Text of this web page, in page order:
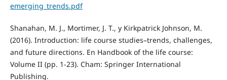
emerging_trends.pdf
Shanahan, M. J., Mortimer, J. T., y Kirkpatrick Johnson, M.
(2016). Introduction: life course studies–trends, challenges,
and future directions. En Handbook of the life course:
Volume II (pp. 1-23). Cham: Springer International
Publishing.